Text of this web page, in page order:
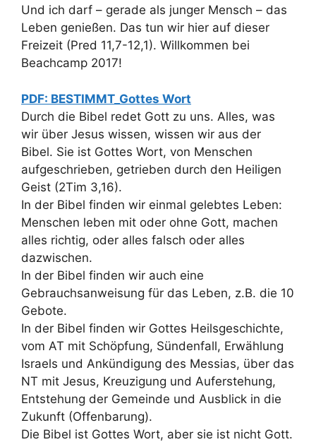
Und ich darf – gerade als junger Mensch – das
Leben genießen. Das tun wir hier auf dieser
Freizeit (Pred 11,7-12,1). Willkommen bei
Beachcamp 2017!
PDF: BESTIMMT_Gottes Wort
Durch die Bibel redet Gott zu uns. Alles, was
wir über Jesus wissen, wissen wir aus der
Bibel. Sie ist Gottes Wort, von Menschen
aufgeschrieben, getrieben durch den Heiligen
Geist (2Tim 3,16).
In der Bibel finden wir einmal gelebtes Leben:
Menschen leben mit oder ohne Gott, machen
alles richtig, oder alles falsch oder alles
dazwischen.
In der Bibel finden wir auch eine
Gebrauchsanweisung für das Leben, z.B. die 10
Gebote.
In der Bibel finden wir Gottes Heilsgeschichte,
vom AT mit Schöpfung, Sündenfall, Erwählung
Israels und Ankündigung des Messias, über das
NT mit Jesus, Kreuzigung und Auferstehung,
Entstehung der Gemeinde und Ausblick in die
Zukunft (Offenbarung).
Die Bibel ist Gottes Wort, aber sie ist nicht Gott.